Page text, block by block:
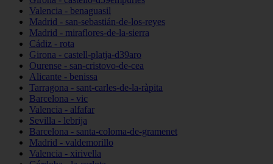
Valencia - benaguasil
Madrid - san-sebastián-de-los-reyes
Madrid - miraflores-de-la-sierra
Cádiz - rota
Girona - castell-platja-d39aro
Ourense - san-cristovo-de-cea
Alicante - benissa
Tarragona - sant-carles-de-la-ràpita
Barcelona - vic
Valencia - alfafar
Sevilla - lebrija
Barcelona - santa-coloma-de-gramenet
Madrid - valdemorillo
Valencia - xirivella